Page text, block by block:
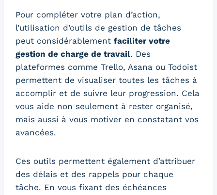
Pour compléter votre plan d’action,
l’utilisation d’outils de gestion de tâches
peut considérablement faciliter votre
gestion de charge de travail. Des
plateformes comme Trello, Asana ou Todoist
permettent de visualiser toutes les tâches à
accomplir et de suivre leur progression. Cela
vous aide non seulement à rester organisé,
mais aussi à vous motiver en constatant vos
avancées.
Ces outils permettent également d’attribuer
des délais et des rappels pour chaque
tâche. En vous fixant des échéances